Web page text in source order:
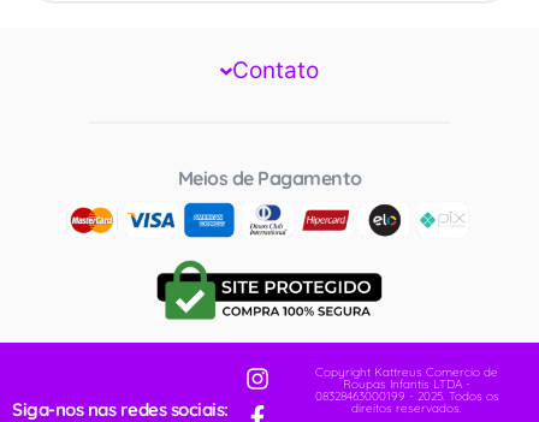
Contato
Meios de Pagamento
Siga-nos nas redes sociais:
Copyright Kattreus Comercio de
Roupas Infantis LTDA -
08328463000199 - 2025. Todos os
direitos reservados.